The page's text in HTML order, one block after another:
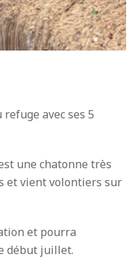
avec ses 5
une chatonne très
et vient volontiers sur
et pourra
début juillet.